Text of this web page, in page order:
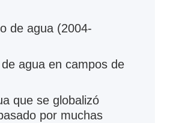
de agua (2004-
agua en campos de
que se globalizó
por muchas